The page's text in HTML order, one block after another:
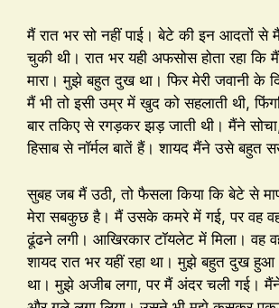
मैं रात भर सो नहीं पाई। बेटे की इन आदतों से
चुकी थी। रात भर यही अफसोस होता रहा कि
मारा। मुझे बहुत दुख था। फिर मेरी जवानी के
मैं भी तो इसी उम्र में खुद को सहलाती थी,
बार तकिए से रगड़कर झड़ जाती थी। मैंने
हिसाब से नॉर्मल बातें हैं। शायद मैंने उसे बहुत
सुबह जब मैं उठी, तो फैसला किया कि बेटे से
मेरा सबकुछ है। मैं उसके कमरे में गई, पर वह
ढूंढने लगी। आखिरकार टॉयलेट में मिला। वह
शायद रात भर यहीं रहा था। मुझे बहुत दुख
था। मुझे अजीब लगा, पर मैं अंदर चली गई।